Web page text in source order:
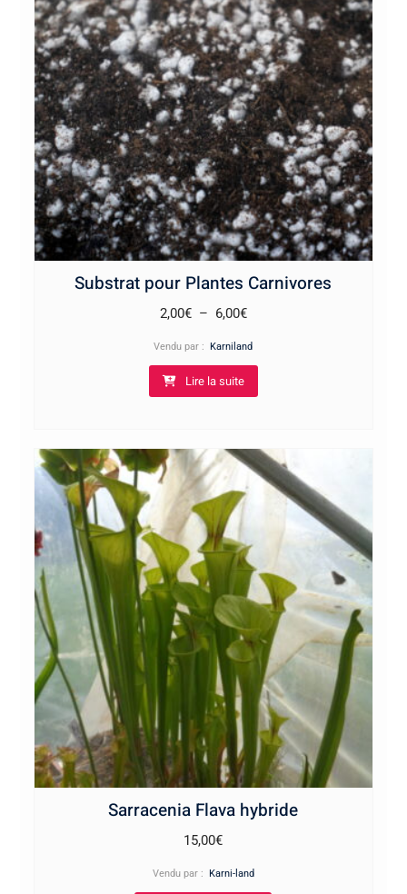
Substrat pour Plantes Carnivores
2,00€ – 6,00€Plage
Vendu par : Karniland
Lire la suite
Sarracenia Flava hybride
15,00€
Vendu par : Karni-land